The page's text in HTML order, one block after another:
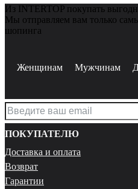
Из INTERTOP покупать
Мы отправляем вам только
шопинга
Женщинам Мужчинам
ПОКУПАТЕЛЮ
Доставка и оплата
Возврат
Гарантии